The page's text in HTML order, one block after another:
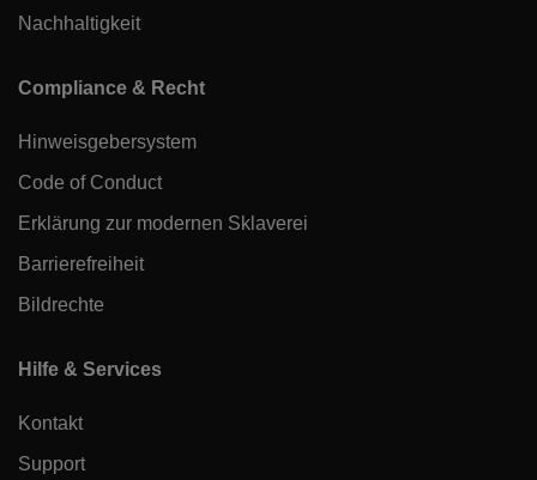
Nachhaltigkeit
Compliance & Recht
Hinweisgebersystem
Code of Conduct
Erklärung zur modernen Sklaverei
Barrierefreiheit
Bildrechte
Hilfe & Services
Kontakt
Support